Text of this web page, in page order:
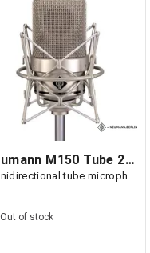
Neumann M150 Tube 230 V
Omnidirectional tube microphone
Out of stock